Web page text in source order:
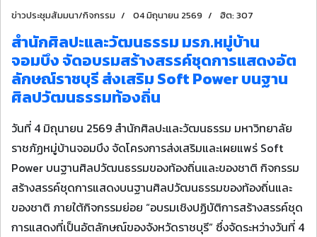
ข่าวประชุมสัมมนา/กิจกรรม 04 มิถุนายน 2569 ฮิต: 307
สำนักศิลปะและวัฒนธรรม มรภ.หมู่บ้าน
จอมบึง จัดอบรมสร้างสรรค์ชุดการแสดงอัต
ลักษณ์ราชบุรี ส่งเสริม Soft Power บนฐาน
ศิลปวัฒนธรรมท้องถิ่น
วันที่ 4 มิถุนายน 2569 สำนักศิลปะและวัฒนธรรม มหาวิทยาลัย
ราชภัฏหมู่บ้านจอมบึง จัดโครงการส่งเสริมและเผยแพร่ Soft
Power บนฐานศิลปวัฒนธรรมของท้องถิ่นและของชาติ กิจกรรม
สร้างสรรค์ชุดการแสดงบนฐานศิลปวัฒนธรรมของท้องถิ่นและ
ของชาติ ภายใต้กิจกรรมย่อย “อบรมเชิงปฏิบัติการสร้างสรรค์ชุด
การแสดงที่เป็นอัตลักษณ์ของจังหวัดราชบุรี” ซึ่งจัดระหว่างวันที่ 4